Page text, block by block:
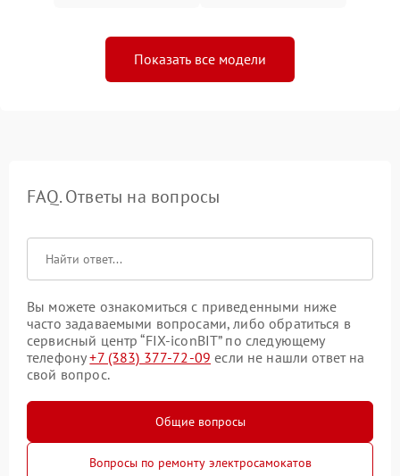
Показать все модели
FAQ. Ответы на вопросы
Вы можете ознакомиться с приведенными ниже
часто задаваемыми вопросами, либо обратиться в
сервисный центр “FIX-iconBIT” по следующему
телефону+7 (383) 377-72-09 если не нашли ответ на
свой вопрос.
Общие вопросы
Вопросы по ремонту электросамокатов